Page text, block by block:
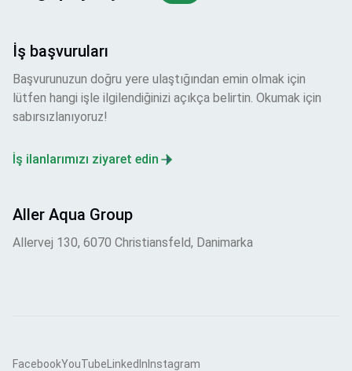
İş başvuruları
Başvurunuzun doğru yere ulaştığından emin olmak için
lütfen hangi işle ilgilendiğinizi açıkça belirtin. Okumak için
sabırsızlanıyoruz!
İş ilanlarımızı ziyaret edin
Aller Aqua Group
Allervej 130, 6070 Christiansfeld, Danimarka
FacebookYouTube LinkedIn Instagram